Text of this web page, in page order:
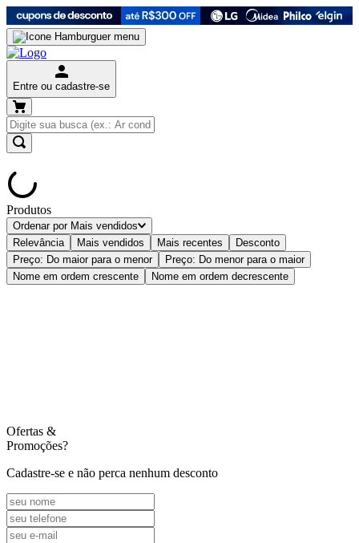
Entre ou cadastre-se
Produtos
Ordenar por Mais vendidos
Relevância
Mais vendidos Mais recentes
Desconto
Preço: Do maior para o menor
Preço: Do menor para o maior
Nome em ordem crescente
Nome em ordem decrescente
Ofertas &
Promoções?
Cadastre-se e não perca nenhum desconto